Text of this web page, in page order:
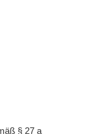
§ 27 a